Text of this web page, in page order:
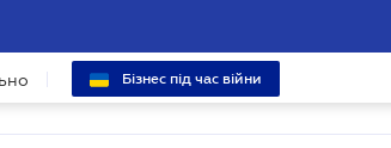
Бізнес під час війни